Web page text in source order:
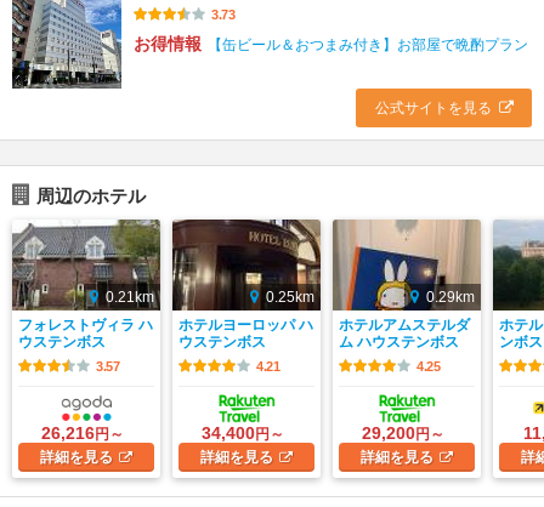
3.73
お得情報 【缶ビール＆おつまみ付き】お部屋で晩酌プラン
公式サイトを見る
周辺のホテル
0.21km
フォレストヴィラ ハ
ウステンボス
3.57
26,216円～
詳細を見る
0.25km
ホテルヨーロッパ ハ
ウステンボス
4.21
34,400円～
詳細を見る
0.29km
ホテルアムステルダ
ム ハウステンボス
4.25
29,200円～
詳細を見る
ホテ
ンボス
詳